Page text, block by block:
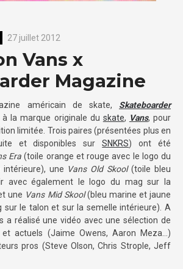
27 juillet 2012
Vans x
Magazine
américain de skate, Skateboarder
à la marque originale du skate, Vans, pour
limitée. Trois paires (présentées plus en
et disponibles surSNKRS) ont été
Era (toile orange et rouge avec le logo du
une Vans Old Skool(toile bleu
avec également le logo du mag sur la
une Vans Mid Skool(bleu marine et jaune
sur le talon et sur la semelle intérieure). A
a réalisé une vidéo avec une sélection de
et actuels (Jaime Owens, Aaron Meza…)
pros (Steve Olson, Chris Strople, Jeff